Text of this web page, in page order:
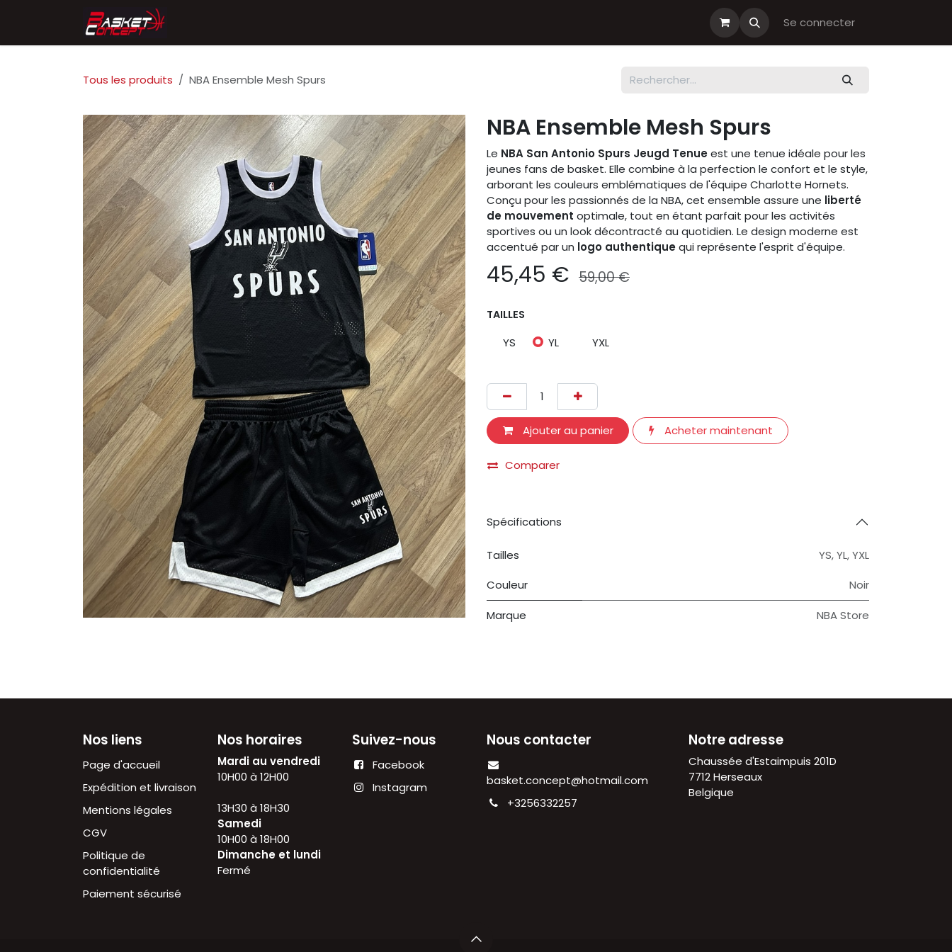
Boutiques Club Se connecter
Tous les produits NBA Ensemble Mesh Spurs
NBA Ensemble Mesh Spurs
Le NBA San Antonio Spurs Jeugd Tenueest une tenue idéale pour les
jeunes fans de basket. Elle combine à la perfection le confort et le style,
arborant les couleurs emblématiques de l'équipe Charlotte Hornets.
Conçu pour les passionnés de la NBA, cet ensemble assure une liberté
de mouvement optimale, tout en étant parfait pour les activités
sportives ou un look décontracté au quotidien. Le design moderne est
accentué par un logo authentiquequi représente l'esprit d'équipe.
45,45 € 59,00€
TAILLES
YS YL YXL
Ajouter au panier Acheter maintenant
Comparer
Spécifications
Tailles YS,YL,YXL
Couleur
Noir
Marque NBA Store
Nos liens
Page d'accueil
Expédition et livraison
Mentions légales
CGV
Politique de
confidentialité
Paiement sécurisé
Nos horaires
Mardi au vendredi
10H00 à 12H00
13H30 à 18H30
Samedi
10H00 à 18H00
Dimanche et lundi
Fermé
Suivez-nous
Facebook
Instagram
Nous contacter
basket.concept@hotmail.com
+3256332257
Notre adresse
Chaussée d'Estaimpuis 201D
7712 Herseaux
Belgique